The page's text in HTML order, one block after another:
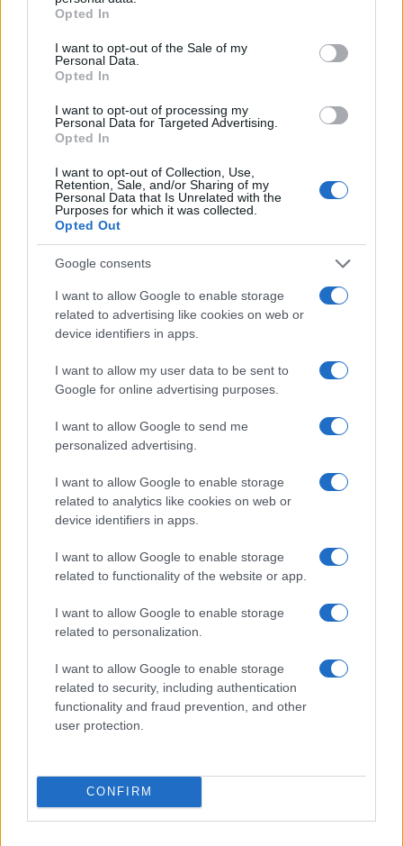
grant or deny consent to Google and its third-party tags to
use your data for below specified purposes in below Google
consent section.
Opted In
I want to opt-out of the Sale of my
Personal Data.
Opted In
I want to opt-out of processing my
Personal Data for Targeted Advertising.
Opted In
I want to opt-out of Collection, Use,
Retention, Sale, and/or Sharing of my
Personal Data that Is Unrelated with the
Purposes for which it was collected.
Opted Out
Google consents
I want to allow Google to enable storage
related to advertising like cookies on web or
device identifiers in apps.
I want to allow my user data to be sent to
Google for online advertising purposes.
I want to allow Google to send me
personalized advertising.
I want to allow Google to enable storage
related to analytics like cookies on web or
device identifiers in apps.
I want to allow Google to enable storage
related to functionality of the website or app.
I want to allow Google to enable storage
related to personalization.
I want to allow Google to enable storage
related to security, including authentication
functionality and fraud prevention, and other
user protection.
CONFIRM
attraverso la sua architettura, il suo vino e la sua
immergersi nella storia o di partecipare a un evento
sportivo, Porto offre esperienze uniche che non
mancheranno di affascinare chiunque la visiti. E tu,
quale aspetto di Porto ti attira di più?
AUTORE
AiAdhubMedia
Continua a leggere